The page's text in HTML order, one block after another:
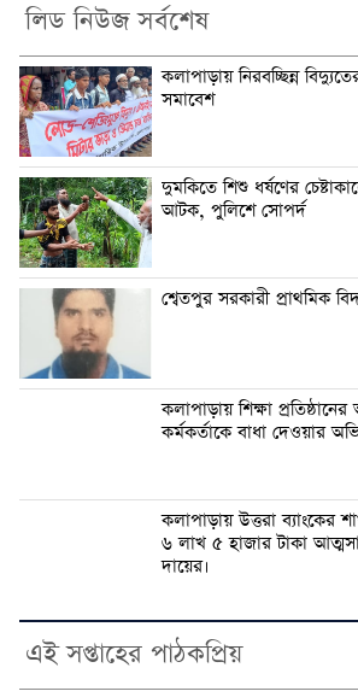
লিড নিউজ সর্বশেষ
কলাপাড়ায় নিরবচ্ছিন্ন
সমাবেশ
দুমকিতে শিশু ধর্ষণের
আটক, পুলিশে সোপর্দ
শ্বেতপুর সরকারী প্রাথমিক
কলাপাড়ায় শিক্ষা
কর্মকর্তাকে বাধা দেওয়ার
কলাপাড়ায় উত্তরা ব্যাংকের
৬ লাখ ৫ হাজার টাকা
দায়ের।
এই সপ্তাহের পাঠকপ্রিয়